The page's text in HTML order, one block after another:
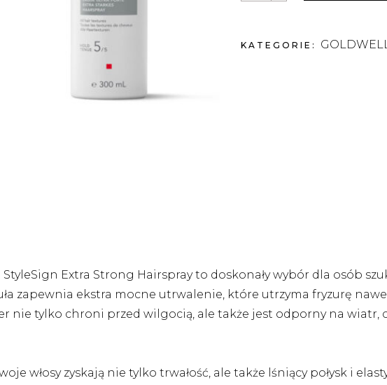
WŁOSÓW
KATEGORIE:
StyleSign Extra Strong Hairspray to doskonały wybór dla osób
zapewnia ekstra mocne utrwalenie, które utrzyma fryzurę
nie tylko chroni przed wilgocią, ale także jest odporny na wiatr,
włosy zyskają nie tylko trwałość, ale także lśniący połysk i